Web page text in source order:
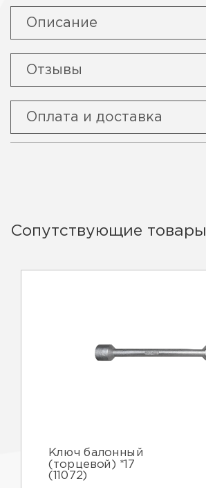
Описание
Отзывы
Оплата и доставка
Сопутствующие товары
Ключ балонный
(торцевой) *17
(11072)